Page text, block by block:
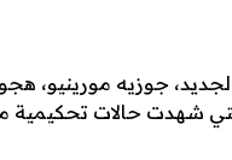
جوزيه مورينيو،